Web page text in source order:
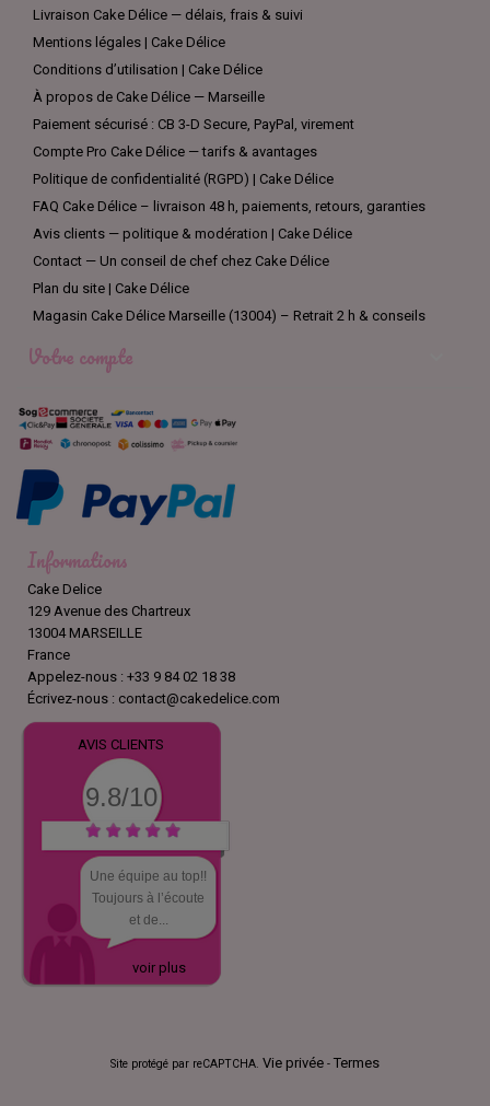
Livraison Cake Délice — délais, frais & suivi
Mentions légales | Cake Délice
Conditions d’utilisation | Cake Délice
À propos de Cake Délice — Marseille
Paiement sécurisé : CB 3-D Secure, PayPal, virement
Compte Pro Cake Délice — tarifs & avantages
Politique de confidentialité (RGPD) | Cake Délice
FAQ Cake Délice – livraison 48 h, paiements, retours, garanties
Avis clients — politique & modération | Cake Délice
Contact — Un conseil de chef chez Cake Délice
Plan du site | Cake Délice
Magasin Cake Délice Marseille (13004) – Retrait 2 h & conseils
Votre compte
Informations
Cake Delice
129 Avenue des Chartreux
13004 MARSEILLE
France
Appelez-nous : +33 9 84 02 18 38
Écrivez-nous : contact@cakedelice.com
AVIS CLIENTS
9.8/10
Une équipe au top!!
Toujours à l’écoute
et de...
voir plus
Site protégé par reCAPTCHA. Vie privée - Termes